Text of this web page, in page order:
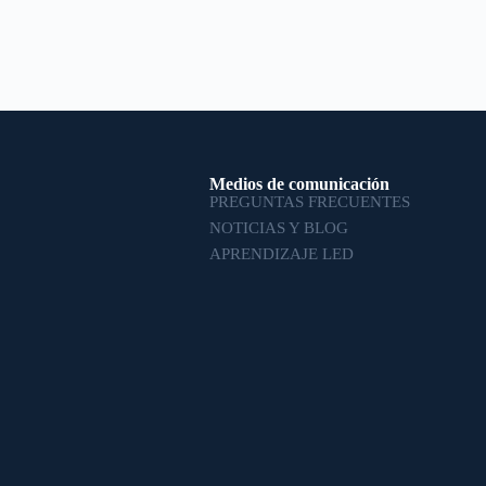
Medios de comunicación
PREGUNTAS FRECUENTES
NOTICIAS Y BLOG
APRENDIZAJE LED